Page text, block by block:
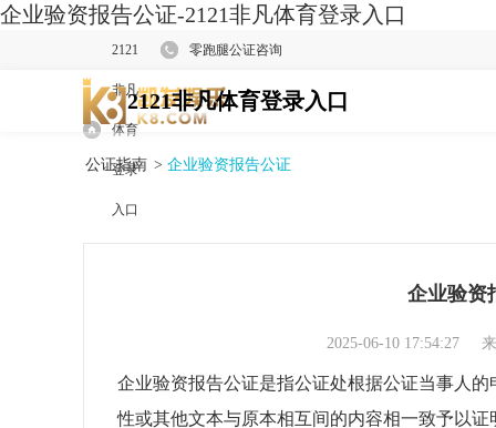
企业验资报告公证-2121非凡体育登录入口
2121
非凡
体育
登录
入口
零跑腿公证咨询
2121非凡体育登录入口
公证指南 > 企业验资报告公证
企业验资
2025-06-10 17:54:27
企业验资报告公证是指公证处根据公证当事人
性或其他文本与原本相互间的内容相一致予以证